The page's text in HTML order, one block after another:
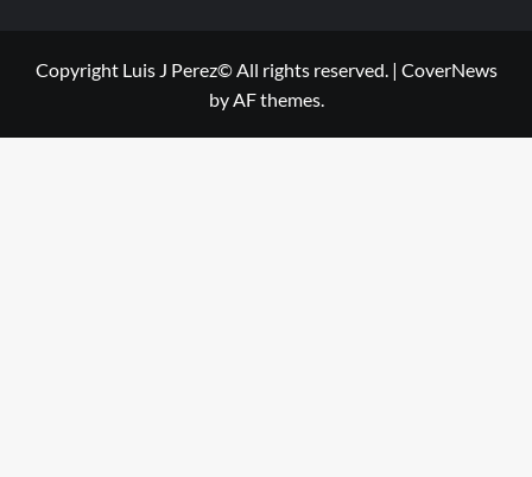
Copyright Luis J Perez© All rights reserved. | CoverNews
by AF themes.